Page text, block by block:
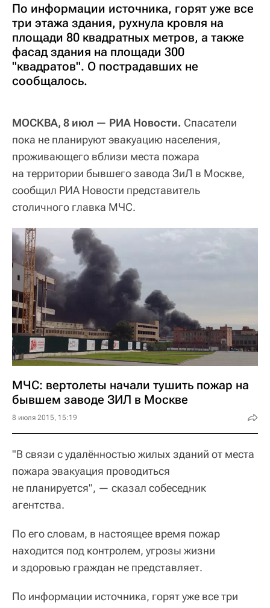
По информации источника, горят уже все
три этажа здания, рухнула кровля на
площади 80 квадратных метров, а также
фасад здания на площади 300
"квадратов". О пострадавших не
сообщалось.
МОСКВА, 8 июл — РИА Новости. Спасатели
пока не планируют эвакуацию населения,
проживающего вблизи места пожара
на территории бывшего завода ЗиЛ в Москве,
сообщил РИА Новости представитель
столичного главка МЧС.
МЧС: вертолеты начали тушить пожар на
бывшем заводе ЗИЛ в Москве
8 июля 2015, 15:19
"В связи с удалённостью жилых зданий от места
пожара эвакуация проводиться
не планируется", — сказал собеседник
агентства.
По его словам, в настоящее время пожар
находится под контролем, угрозы жизни
и здоровью граждан не представляет.
По информации источника, горят уже все три